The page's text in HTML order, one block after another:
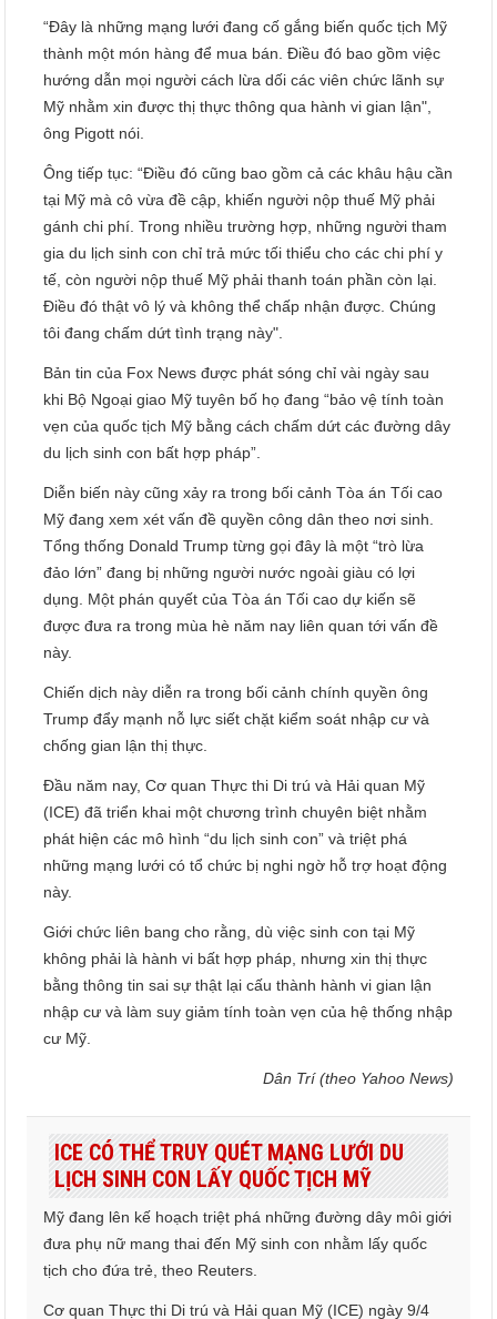
“Đây là những mạng lưới đang cố gắng biến quốc tịch Mỹ
thành một món hàng để mua bán. Điều đó bao gồm việc
hướng dẫn mọi người cách lừa dối các viên chức lãnh sự
Mỹ nhằm xin được thị thực thông qua hành vi gian lận",
ông Pigott nói.
Ông tiếp tục: “Điều đó cũng bao gồm cả các khâu hậu cần
tại Mỹ mà cô vừa đề cập, khiến người nộp thuế Mỹ phải
gánh chi phí. Trong nhiều trường hợp, những người tham
gia du lịch sinh con chỉ trả mức tối thiểu cho các chi phí y
tế, còn người nộp thuế Mỹ phải thanh toán phần còn lại.
Điều đó thật vô lý và không thể chấp nhận được. Chúng
tôi đang chấm dứt tình trạng này".
Bản tin của Fox News được phát sóng chỉ vài ngày sau
khi Bộ Ngoại giao Mỹ tuyên bố họ đang “bảo vệ tính toàn
vẹn của quốc tịch Mỹ bằng cách chấm dứt các đường dây
du lịch sinh con bất hợp pháp”.
Diễn biến này cũng xảy ra trong bối cảnh Tòa án Tối cao
Mỹ đang xem xét vấn đề quyền công dân theo nơi sinh.
Tổng thống Donald Trump từng gọi đây là một “trò lừa
đảo lớn” đang bị những người nước ngoài giàu có lợi
dụng. Một phán quyết của Tòa án Tối cao dự kiến sẽ
được đưa ra trong mùa hè năm nay liên quan tới vấn đề
này.
Chiến dịch này diễn ra trong bối cảnh chính quyền ông
Trump đẩy mạnh nỗ lực siết chặt kiểm soát nhập cư và
chống gian lận thị thực.
Đầu năm nay, Cơ quan Thực thi Di trú và Hải quan Mỹ
(ICE) đã triển khai một chương trình chuyên biệt nhằm
phát hiện các mô hình “du lịch sinh con” và triệt phá
những mạng lưới có tổ chức bị nghi ngờ hỗ trợ hoạt động
này.
Giới chức liên bang cho rằng, dù việc sinh con tại Mỹ
không phải là hành vi bất hợp pháp, nhưng xin thị thực
bằng thông tin sai sự thật lại cấu thành hành vi gian lận
nhập cư và làm suy giảm tính toàn vẹn của hệ thống nhập
cư Mỹ.
Dân Trí (theo Yahoo News)
ICE CÓ THỂ TRUY QUÉT MẠNG LƯỚI DU
LỊCH SINH CON LẤY QUỐC TỊCH MỸ
Mỹ đang lên kế hoạch triệt phá những đường dây môi giới
đưa phụ nữ mang thai đến Mỹ sinh con nhằm lấy quốc
tịch cho đứa trẻ, theo Reuters.
Cơ quan Thực thi Di trú và Hải quan Mỹ (ICE) ngày 9/4